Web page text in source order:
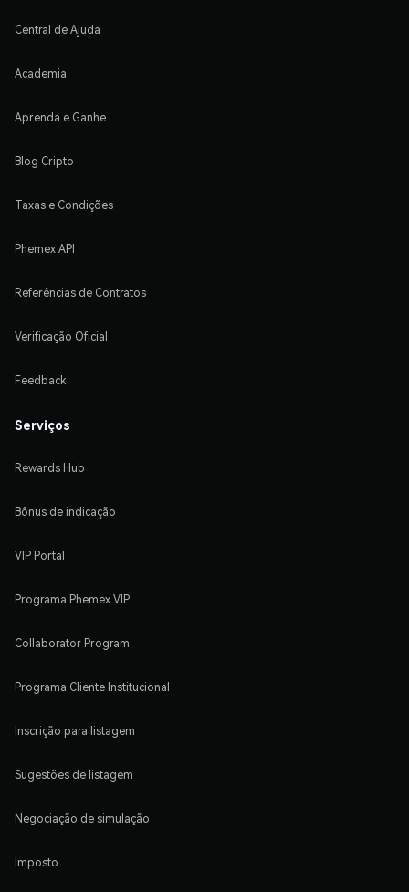
Central de Ajuda
Academia
Aprenda e Ganhe
Blog Cripto
Taxas e Condições
Phemex API
Referências de Contratos
Verificação Oficial
Feedback
Serviços
Rewards Hub
Bônus de indicação
VIP Portal
Programa Phemex VIP
Collaborator Program
Programa Cliente Institucional
Inscrição para listagem
Sugestões de listagem
Negociação de simulação
Imposto